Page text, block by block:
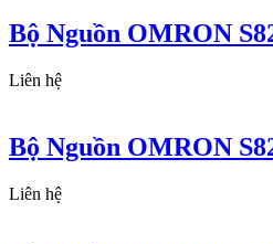
Bộ Nguồn OMRON
Liên hệ
Bộ Nguồn OMRON
Liên hệ